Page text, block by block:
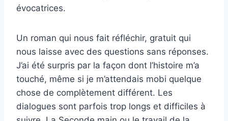
évocatrices.
Un roman qui nous fait réfléchir, gratuit qui
nous laisse avec des questions sans réponses.
J’ai été surpris par la façon dont l’histoire m’a
touché, même si je m’attendais mobi quelque
chose de complètement différent. Les
dialogues sont parfois trop longs et difficiles à